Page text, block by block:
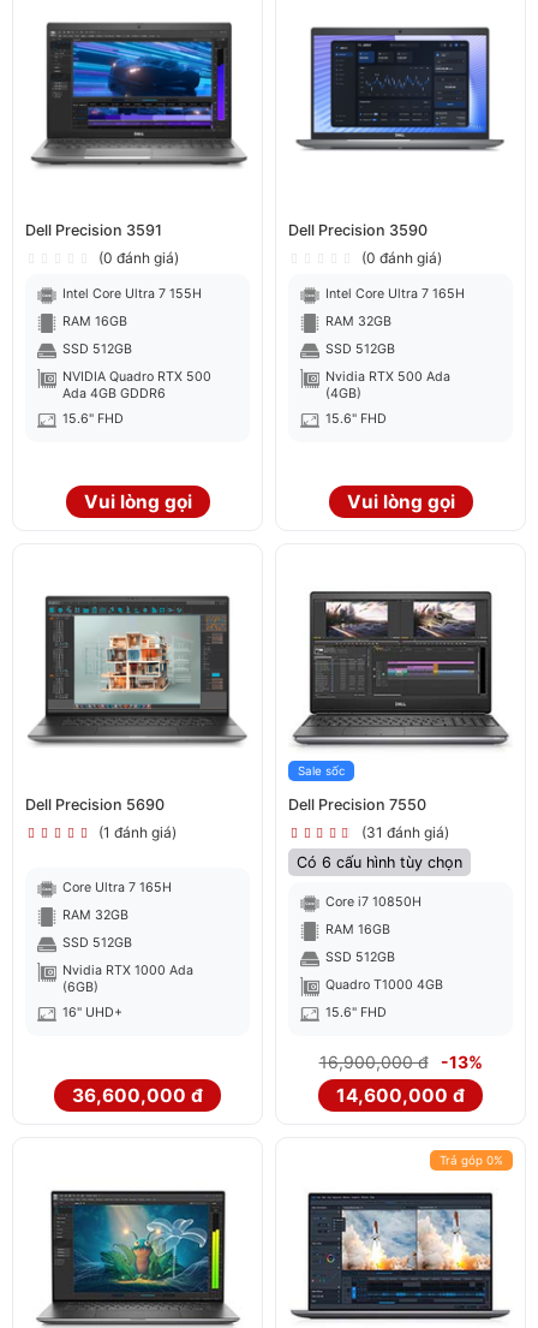
Dell Precision 3591
(0 đánh giá)
Intel Core Ultra 7 155H
RAM 16GB
SSD 512GB
NVIDIA Quadro RTX 500
Ada 4GB GDDR6
15.6" FHD
Vui lòng gọi
Dell Precision 3590
(0 đánh giá)
Intel Core Ultra 7 165H
RAM 32GB
SSD 512GB
Nvidia RTX 500 Ada
(4GB)
15.6" FHD
Vui lòng gọi
Dell Precision 5690
(1 đánh giá)
Core Ultra 7 165H
RAM 32GB
SSD 512GB
Nvidia RTX 1000 Ada
(6GB)
16" UHD+
36,600,000 đ
Sale sốc
Dell Precision 7550
(31 đánh giá)
Có 6 cấu hình tùy chọn
Core i7 10850H
RAM 16GB
SSD 512GB
Quadro T1000 4GB
15.6" FHD
16,900,000 đ -13%
14,600,000 đ
Trả góp 0%